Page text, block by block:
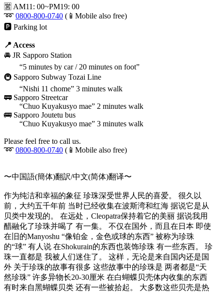
🈺 AM11: 00~PM19: 00
➿ 0800-800-0740 (📱Mobile also free)
🅿️ Parking lot
📍 Access
🚘 JR Sapporo Station
“5 minutes by car / 20 minutes on foot”
🚇 Sapporo Subway Tozai Line
“Nishi 11 chome” 3 minutes walk
🚃 Sapporo Streetcar
“Chuo Kuyakusyo mae” 2 minutes walk
🚌 Sapporo Joutetu bus
“Chuo Kuyakusyo mae” 3 minutes walk
Please feel free to call us.
➿ 0800-800-0740 (📱Mobile also free)
〜中国語(簡体)翻訳/中文(简体)翻译〜
作为纯洁和幸福的象征 珍珠深受世界人民的喜爱。 很久以
前，大约五千年前 当时已经收集在波斯湾和红海 据说它是从
贝类中发现的。 在远处，Cleopatra保持着它的美丽 据说我用
醋融化了珍珠并喝了 有一集。 不仅在国外，而且在日本 即使
在旧的Manyoshu “像铂金，金色或球的东西” 被称为珍珠
的“球” 有人说 在Shokurain的东西也装饰珍珠 有一些东西。 珍
珠一直都是 我被人们迷住了。 这样，无论是来自国内还是国
外 关于珍珠的故事有很多 这些故事中的珍珠是 两者都是“天
然珍珠” 许多异物长20-30厘米 在白蝴蝶贝壳体内收集的东西
有时来自黑蝴蝶贝类 还有一些被拾起。 大多数这些贝壳是热